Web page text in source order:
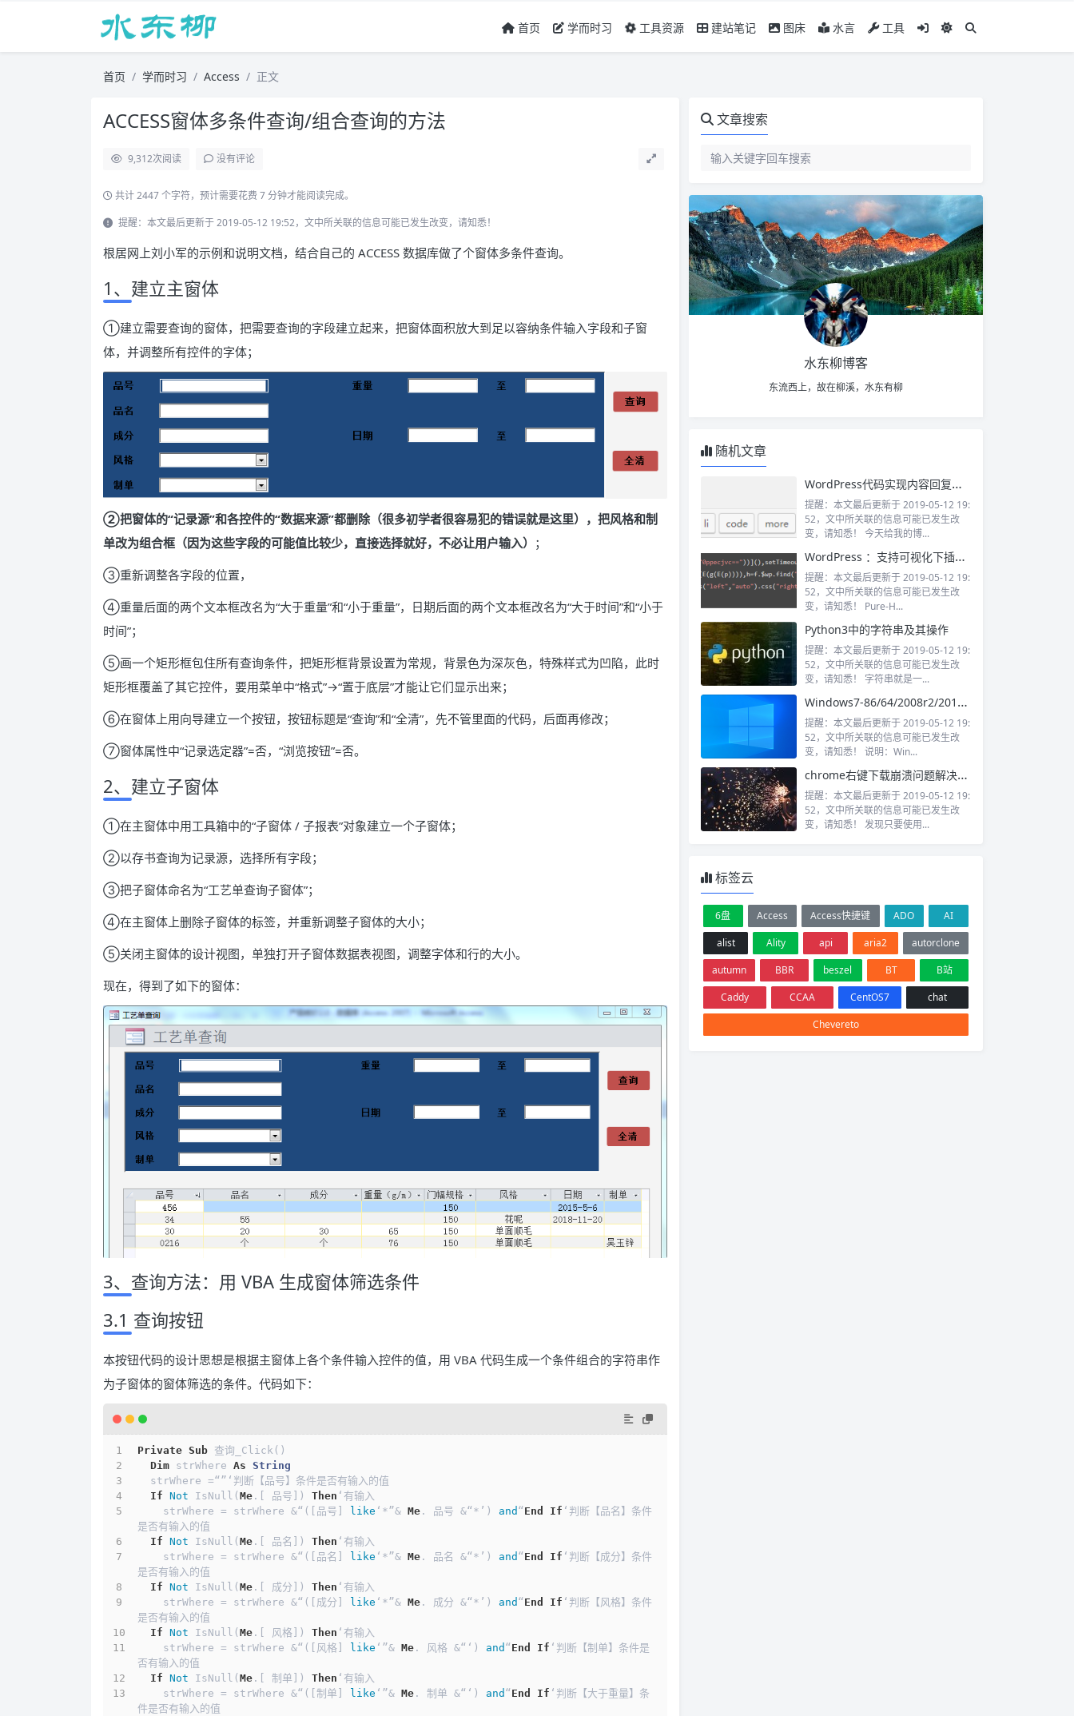
首页 学而时习 工具资源 建站笔记 图床 水言 工具
首页 学而时习 Access 正文
ACCESS窗体多条件查询/组合查询的方法
9,312次阅读 没有评论
共计 2447 个字符，预计需要花费 7 分钟才能阅读完成。
提醒：本文最后更新于 2019-05-12 19:52，文中所关联的信息可能已发生改变，请知悉！
根居网上刘小军的示例和说明文档，结合自己的 ACCESS 数据库做了个窗体多条件查询。
1、建立主窗体
①建立需要查询的窗体，把需要查询的字段建立起来，把窗体面积放大到足以容纳条件输入字段和子窗
体，并调整所有控件的字体；
②把窗体的“记录源”和各控件的“数据来源”都删除（很多初学者很容易犯的错误就是这里），把风格和制
单改为组合框（因为这些字段的可能值比较少，直接选择就好，不必让用户输入） ；
③重新调整各字段的位置，
④重量后面的两个文本框改名为“大于重量”和“小于重量”，日期后面的两个文本框改名为“大于时间”和“小于
时间”；
⑤画一个矩形框包住所有查询条件，把矩形框背景设置为常规，背景色为深灰色，特殊样式为凹陷，此时
矩形框覆盖了其它控件，要用菜单中“格式”→“置于底层”才能让它们显示出来；
⑥在窗体上用向导建立一个按钮，按钮标题是“查询”和“全清”，先不管里面的代码，后面再修改；
⑦窗体属性中“记录选定器”=否，“浏览按钮”=否。
2、建立子窗体
①在主窗体中用工具箱中的“子窗体 / 子报表”对象建立一个子窗体；
②以存书查询为记录源，选择所有字段；
③把子窗体命名为“工艺单查询子窗体”；
④在主窗体上删除子窗体的标签，并重新调整子窗体的大小；
⑤关闭主窗体的设计视图，单独打开子窗体数据表视图，调整字体和行的大小。
现在，得到了如下的窗体：
3、查询方法：用 VBA 生成窗体筛选条件
3.1 查询按钮
本按钮代码的设计思想是根据主窗体上各个条件输入控件的值，用 VBA 代码生成一个条件组合的字符串作
为子窗体的窗体筛选的条件。代码如下：
Private Sub 查询_Click()
Dim strWhere As String
  strWhere =“”‘判断【品号】条件是否有输入的值
If Not IsNull( Me .[ 品号]) Then ‘有输入
    strWhere = strWhere &“([品号]
like ‘*”& Me . 品号 &“*’) and “ End If ‘判断【品名】条件
是否有输入的值
If Not IsNull( Me .[ 品名]) Then ‘有输入
    strWhere = strWhere &“([品名]
like ‘*”& Me . 品名 &“*’) and “ End If ‘判断【成分】条件
是否有输入的值
If Not IsNull( Me .[ 成分]) Then ‘有输入
    strWhere = strWhere &“([成分]
like ‘*”& Me . 成分 &“*’) and “ End If ‘判断【风格】条件
是否有输入的值
If Not IsNull( Me .[ 风格]) Then ‘有输入
    strWhere = strWhere &“([风格]
like ‘”& Me . 风格 &“‘) and “ End If ‘判断【制单】条件是
否有输入的值
If Not IsNull( Me .[ 制单]) Then ‘有输入
    strWhere = strWhere &“([制单]
like ‘”& Me . 制单 &“‘) and “ End If ‘判断【大于重量】条
件是否有输入的值
文章搜索
水东柳博客
东流西上，故在柳溪，水东有柳
随机文章
WordPress代码实现内容回复可见功能
提醒：本文最后更新于 2019-05-12 19:
52，文中所关联的信息可能已发生改
变，请知悉！ 今天给我的博...
WordPress ：支持可视化下插入高亮代码插件Pure-Highlightjs
提醒：本文最后更新于 2019-05-12 19:
52，文中所关联的信息可能已发生改
变，请知悉！ Pure-H...
Python3中的字符串及其操作
提醒：本文最后更新于 2019-05-12 19:
52，文中所关联的信息可能已发生改
变，请知悉！ 字符串就是一...
Windows7-86/64/2008r2/2012r2/2022极度精简版,附带vps/独服dd教程
提醒：本文最后更新于 2019-05-12 19:
52，文中所关联的信息可能已发生改
变，请知悉！ 说明：Win...
chrome右键下载崩溃问题解决方法
提醒：本文最后更新于 2019-05-12 19:
52，文中所关联的信息可能已发生改
变，请知悉！ 发现只要使用...
标签云
6盘 Access Access快捷键 ADO
AI
alist
Ality api aria2
autorclone
autumn
BBR beszel BT
B站
Caddy
CCAA CentOS7
chat
Chevereto